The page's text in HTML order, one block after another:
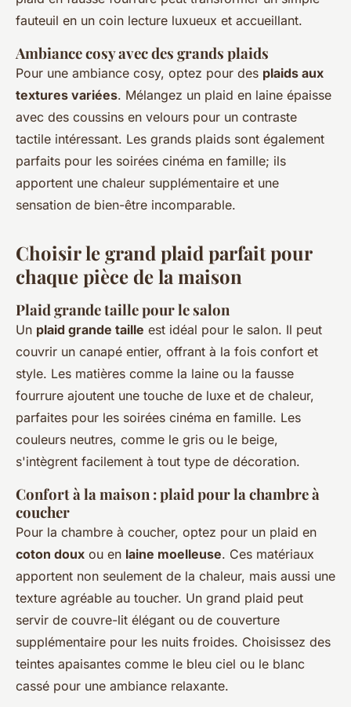
fauteuil en un coin lecture luxueux et accueillant.
Ambiance cosy avec des grands plaids
Pour une ambiance cosy, optez pour des plaids aux
textures variées. Mélangez un plaid en laine épaisse
avec des coussins en velours pour un contraste
tactile intéressant. Les grands plaids sont également
parfaits pour les soirées cinéma en famille; ils
apportent une chaleur supplémentaire et une
sensation de bien-être incomparable.
Choisir le grand plaid parfait pour
chaque pièce de la maison
Plaid grande taille pour le salon
Un plaid grande taille est idéal pour le salon. Il peut
couvrir un canapé entier, offrant à la fois confort et
style. Les matières comme la laine ou la fausse
fourrure ajoutent une touche de luxe et de chaleur,
parfaites pour les soirées cinéma en famille. Les
couleurs neutres, comme le gris ou le beige,
s'intègrent facilement à tout type de décoration.
Confort à la maison : plaid pour la chambre à
coucher
Pour la chambre à coucher, optez pour un plaid en
coton doux ou en laine moelleuse. Ces matériaux
apportent non seulement de la chaleur, mais aussi une
texture agréable au toucher. Un grand plaid peut
servir de couvre-lit élégant ou de couverture
supplémentaire pour les nuits froides. Choisissez des
teintes apaisantes comme le bleu ciel ou le blanc
cassé pour une ambiance relaxante.